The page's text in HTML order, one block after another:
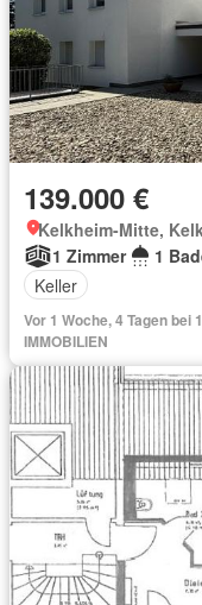
139.000 €
Kelkheim-Mitte,
1 Zimmer
1
Keller
Vor 1 Woche, 4 Tagen
IMMOBILIEN